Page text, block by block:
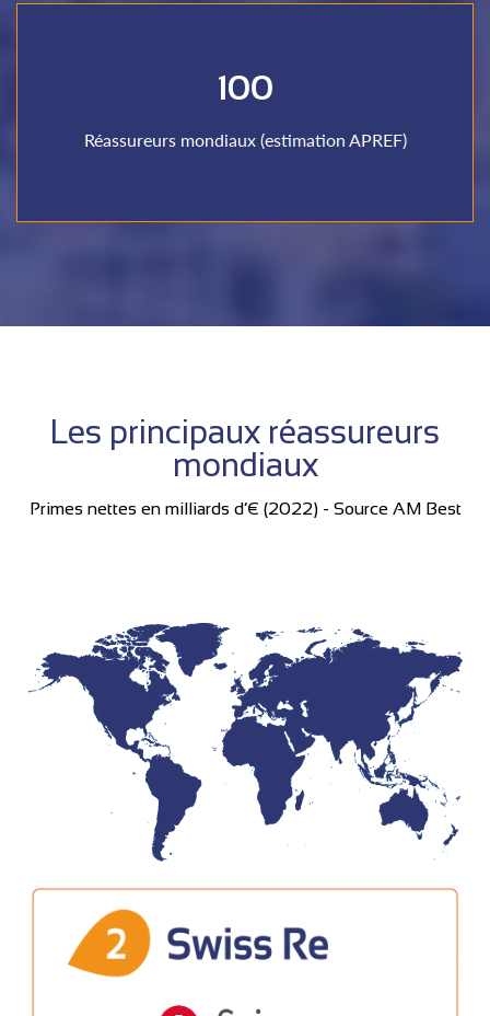
100
Réassureurs mondiaux (estimation APREF)
Réassureurs
Sociétés spécialisées dans la souscription de
réassurance
Les principaux réassureurs
mondiaux
Primes nettes en milliards d’€ (2022) - Source AM Best